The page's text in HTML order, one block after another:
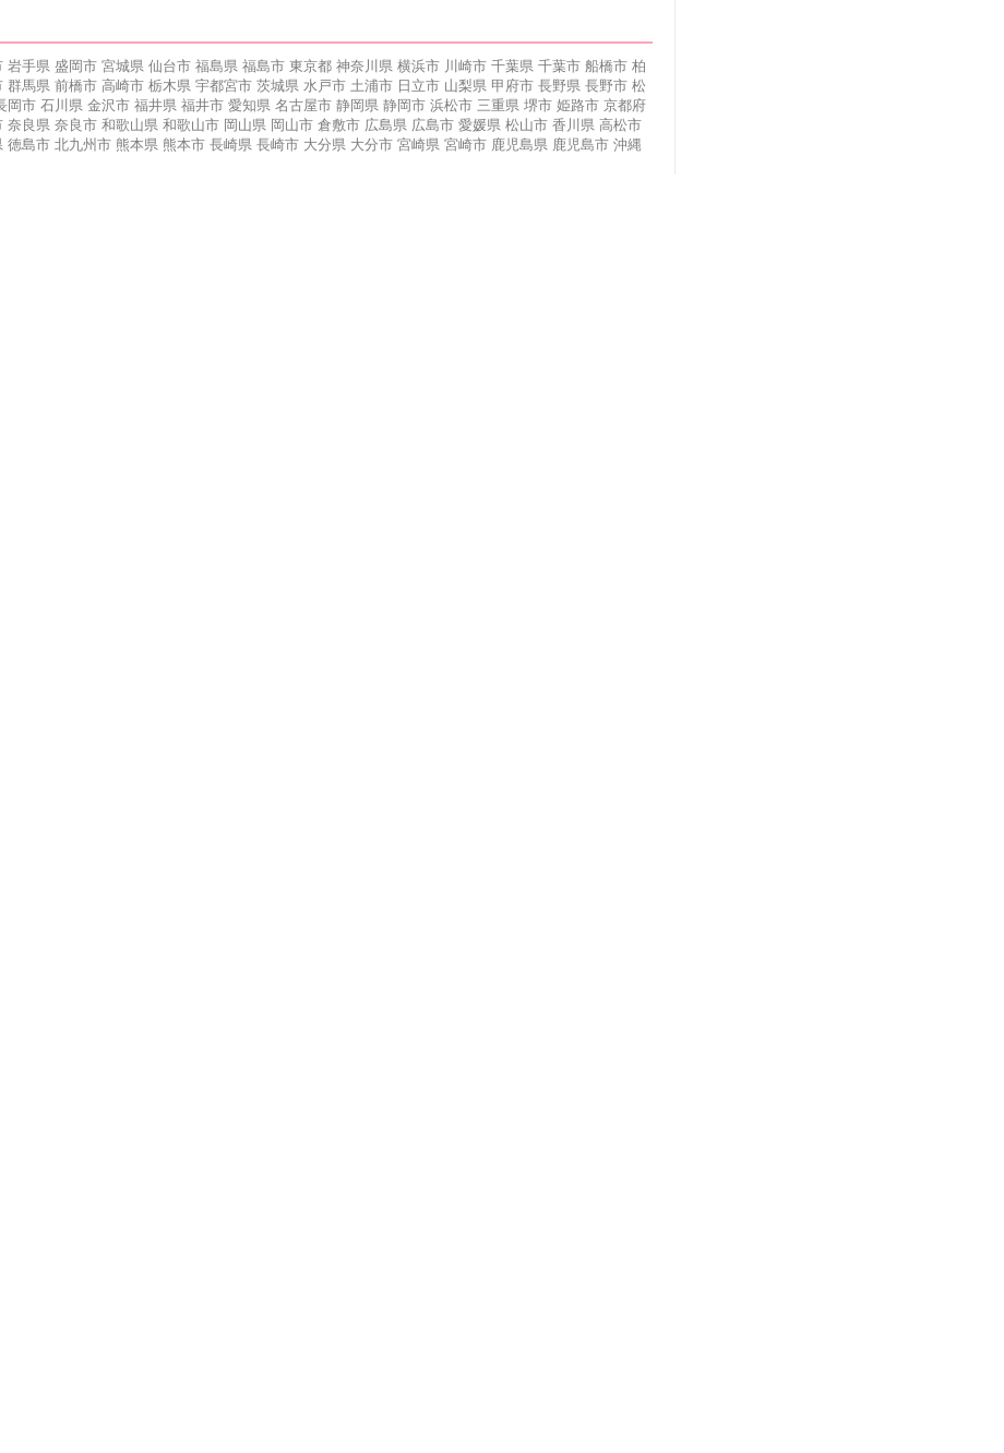
岩手県 盛岡市 宮城県 仙台市 福島県 福島市 東京都 神奈川県 横浜市 川崎市 千葉県 千葉市 船橋市 柏
群馬県 前橋市 高崎市 栃木県 宇都宮市 茨城県 水戸市 土浦市 日立市 山梨県 甲府市 長野県 長野市 松
岡市 石川県 金沢市 福井県 福井市 愛知県 名古屋市 静岡県 静岡市 浜松市 三重県 堺市 姫路市 京都府
奈良県 奈良市 和歌山県 和歌山市 岡山県 岡山市 倉敷市 広島県 広島市 愛媛県 松山市 香川県 高松市
徳島市 北九州市 熊本県 熊本市 長崎県 長崎市 大分県 大分市 宮崎県 宮崎市 鹿児島県 鹿児島市 沖縄